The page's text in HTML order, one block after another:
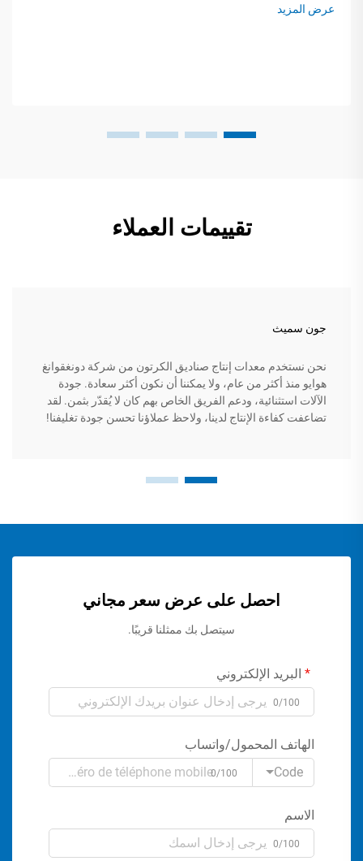
عرض المزيد
تقييمات العملاء
جون سميث
نحن نستخدم معدات إنتاج صناديق الكرتون من شركة دونغقوانغ
هوايو منذ أكثر من عام، ولا يمكننا أن نكون أكثر سعادة. جودة
الآلات استثنائية، ودعم الفريق الخاص بهم كان لا يُقدّر بثمن. لقد
تضاعفت كفاءة الإنتاج لدينا، ولاحظ عملاؤنا تحسن جودة تغليفنا!
احصل على عرض سعر مجاني
سيتصل بك ممثلنا قريبًا.
البريد الإلكتروني
0/100
الهاتف المحمول/واتساب
Code
0/100
الاسم
0/100